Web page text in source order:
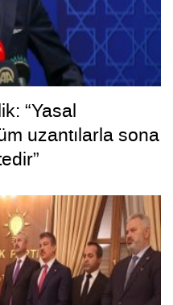
“Yasal
uzantılarla sona